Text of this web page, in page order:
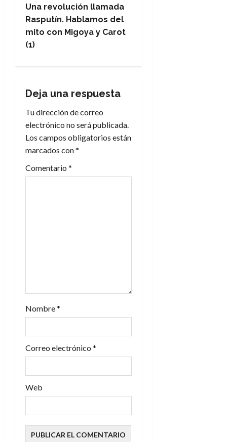
e
g
a
i
ó
n
e
d
s
Una revolución llamada
Rasputín. Hablamos del
mito con Migoya y Carot
(1)
Deja una respuesta
Tu dirección de correo
electrónico no será publicada.
Los campos obligatorios están
marcados con*
Comentario *
Nombre*
Correo electrónico *
Web